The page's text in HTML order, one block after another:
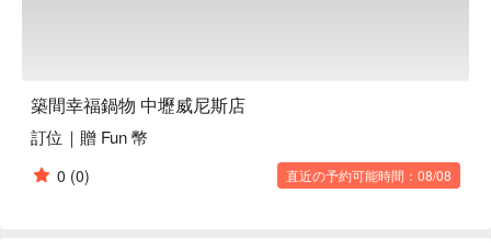
🍽️ 口碑必點
【梅花豬肉鍋】豬肉鮮嫩，湯汁吸飽豐富味道
【美國濕式熟成霜降牛肉鍋】牛肉滑嫩，熟成香氣濃郁
【滷肉飯】滷汁醇厚，肉燥香氣撲鼻
築間幸福鍋物 中壢威尼斯店
訂位｜贈 Fun 幣
0 (0) 直近の予約可能時間：08/08